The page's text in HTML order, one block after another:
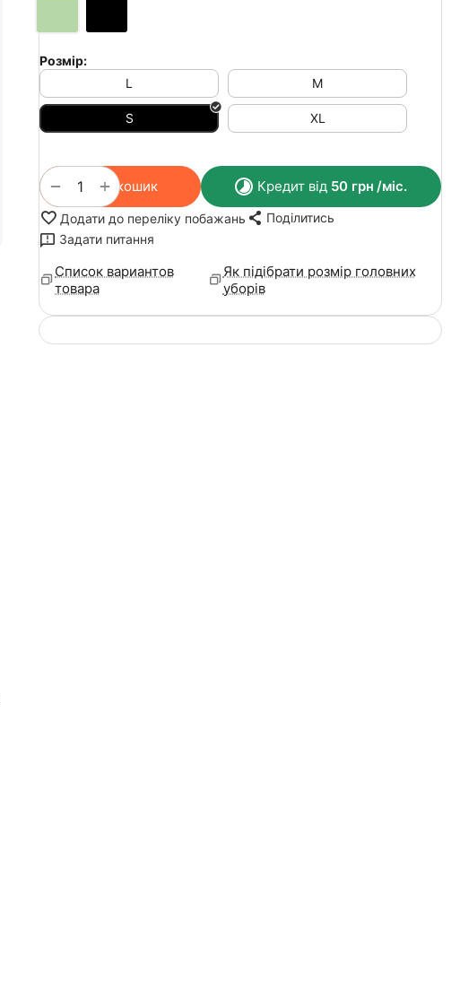
Розмір:
L
M
S XL
+
− У кошик Кредит від 50 грн /міс.
Додати до переліку побажань
Поділитись
Задати питання
Список вариантов
товара
Як підібрати розмір головних
уборів